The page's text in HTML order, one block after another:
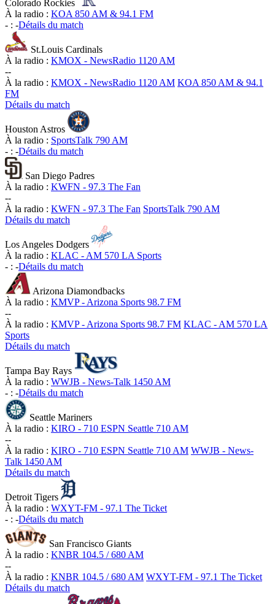
Colorado Rockies
À la radio : KOA 850 AM & 94.1 FM
- : -Détails du match
St.Louis Cardinals
À la radio : KMOX - NewsRadio 1120 AM
--
À la radio : KMOX - NewsRadio 1120 AM KOA 850 AM & 94.1
FM
Détails du match
Houston Astros
À la radio : SportsTalk 790 AM
- : -Détails du match
San Diego Padres
À la radio : KWFN - 97.3 The Fan
--
À la radio : KWFN - 97.3 The Fan SportsTalk 790 AM
Détails du match
Los Angeles Dodgers
À la radio : KLAC - AM 570 LA Sports
- : -Détails du match
Arizona Diamondbacks
À la radio : KMVP - Arizona Sports 98.7 FM
--
À la radio : KMVP - Arizona Sports 98.7 FM KLAC - AM 570 LA
Sports
Détails du match
Tampa Bay Rays
À la radio : WWJB - News-Talk 1450 AM
- : -Détails du match
Seattle Mariners
À la radio : KIRO - 710 ESPN Seattle 710 AM
--
À la radio : KIRO - 710 ESPN Seattle 710 AM WWJB - News-
Talk 1450 AM
Détails du match
Detroit Tigers
À la radio : WXYT-FM - 97.1 The Ticket
- : -Détails du match
San Francisco Giants
À la radio : KNBR 104.5 / 680 AM
--
À la radio : KNBR 104.5 / 680 AM WXYT-FM - 97.1 The Ticket
Détails du match